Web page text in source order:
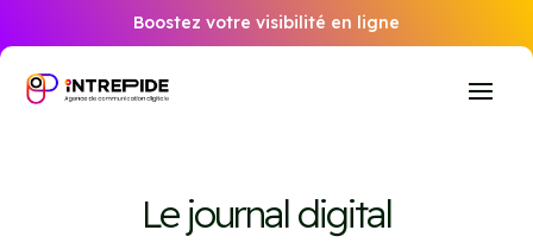
Boostez votre visibilité en ligne
Le journal digital